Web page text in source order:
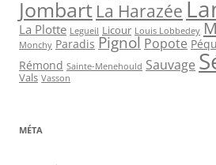
Jombart La Harazée
La Plotte Legueil Licour Louis Lobbedey
Monchy Paradis Pignol Popote
Rémond Sainte-Menehould Sauvage
Vals Vasson
MÉTA